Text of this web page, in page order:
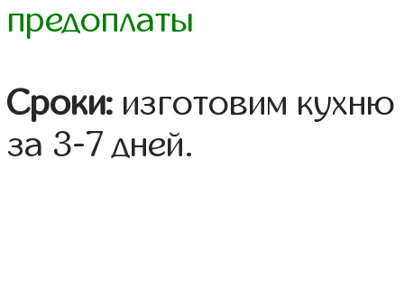
предоплаты
Сроки: изготовим
за 3-7 дней.